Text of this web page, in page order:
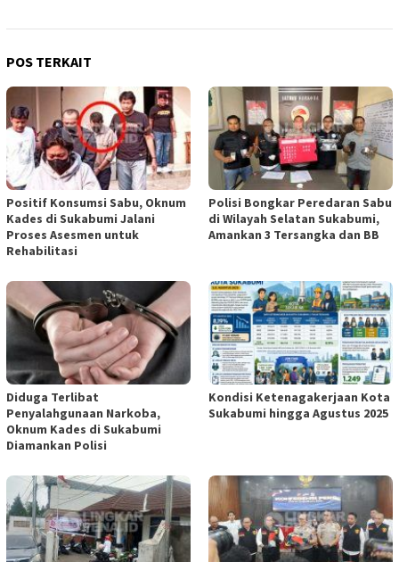
POS TERKAIT
Positif Konsumsi Sabu, Oknum
Kades di Sukabumi Jalani
Proses Asesmen untuk
Rehabilitasi
Polisi Bongkar Peredaran Sabu
di Wilayah Selatan Sukabumi,
Amankan 3 Tersangka dan BB
Diduga Terlibat
Penyalahgunaan Narkoba,
Oknum Kades di Sukabumi
Diamankan Polisi
Kondisi Ketenagakerjaan Kota
Sukabumi hingga Agustus 2025